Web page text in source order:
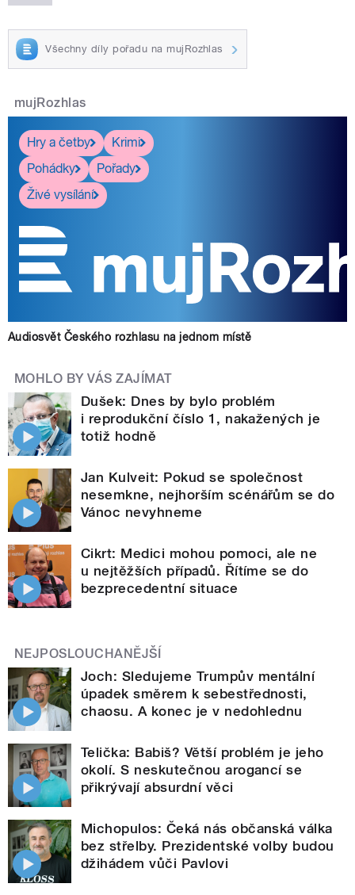
Všechny díly pořadu na mujRozhlas
mujRozhlas
Hry a četby
Krimi
Pohádky
Pořady
Živé vysílání
Audiosvět Českého rozhlasu na jednom místě
MOHLO BY VÁS ZAJÍMAT
Dušek: Dnes by bylo problém
i reprodukční číslo 1, nakažených je
totiž hodně
Jan Kulveit: Pokud se společnost
nesemkne, nejhorším scénářům se do
Vánoc nevyhneme
Cikrt: Medici mohou pomoci, ale ne
u nejtěžších případů. Řítíme se do
bezprecedentní situace
NEJPOSLOUCHANĚJŠÍ
Joch: Sledujeme Trumpův mentální
úpadek směrem k sebestřednosti,
chaosu. A konec je v nedohlednu
Telička: Babiš? Větší problém je jeho
okolí. S neskutečnou arogancí se
přikrývají absurdní věci
Michopulos: Čeká nás občanská válka
bez střelby. Prezidentské volby budou
džihádem vůči Pavlovi